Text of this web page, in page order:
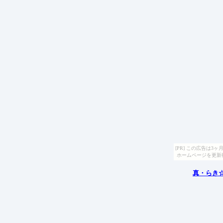
[PR] この広告は3ヶ
ホームページを更
真・らき